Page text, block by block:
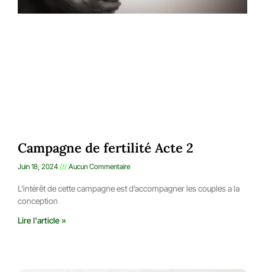
Campagne de fertilité Acte 2
Juin 18, 2024 Aucun Commentaire
L’intérêt de cette campagne est d’accompagner les couples a la
conception
Lire l'article »